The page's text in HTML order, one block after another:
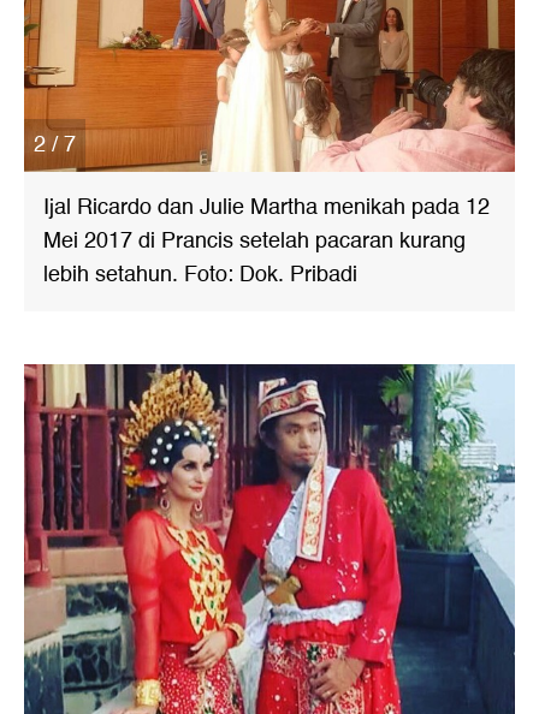
2 / 7
Ijal Ricardo dan Julie Martha menikah pada 12
Mei 2017 di Prancis setelah pacaran kurang
lebih setahun. Foto: Dok. Pribadi